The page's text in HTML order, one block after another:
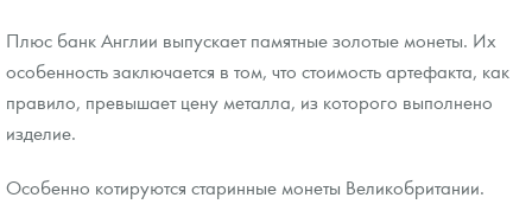
Плюс банк Англии выпускает памятные золотые монеты. Их
особенность заключается в том, что стоимость артефакта, как
правило, превышает цену металла, из которого выполнено
изделие.
Особенно котируются старинные монеты Великобритании.